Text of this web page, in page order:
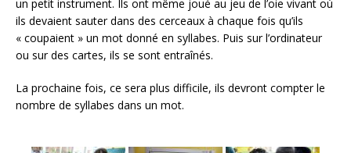
o
k
un petit instrument. Ils ont même joué au jeu de l’oie vivant où
ils devaient sauter dans des cerceaux à chaque fois qu’ils
« coupaient » un mot donné en syllabes. Puis sur l’ordinateur
ou sur des cartes, ils se sont entraînés.
La prochaine fois, ce sera plus difficile, ils devront compter le
nombre de syllabes dans un mot.